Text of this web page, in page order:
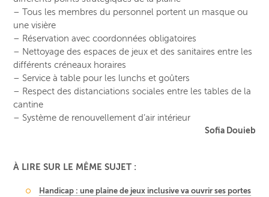
– Tous les membres du personnel portent un masque ou
une visière
– Réservation avec coordonnées obligatoires
– Nettoyage des espaces de jeux et des sanitaires entre les
différents créneaux horaires
– Service à table pour les lunchs et goûters
– Respect des distanciations sociales entre les tables de la
cantine
– Système de renouvellement d’air intérieur
Sofia Douieb
À LIRE SUR LE MÊME SUJET :
Handicap : une plaine de jeux inclusive va ouvrir ses portes